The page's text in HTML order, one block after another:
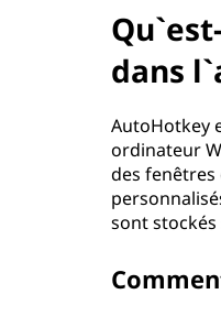
dans
AutoHotkey
ordinateur
des fenêtres
sont stockés